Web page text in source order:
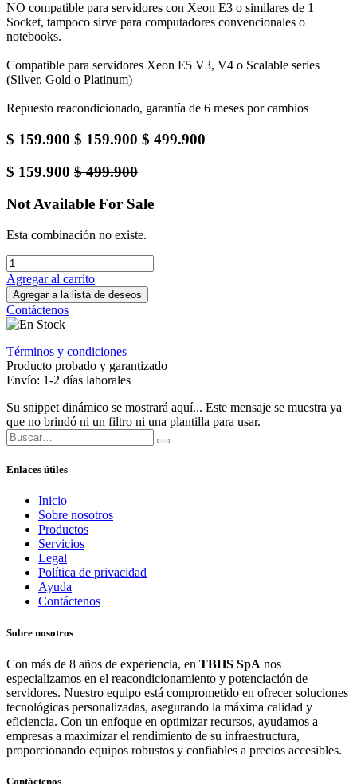
NO compatible para servidores con Xeon E3 o similares de 1
Socket, tampoco sirve para computadores convencionales o
notebooks.
Compatible para servidores Xeon E5 V3, V4 o Scalable series
(Silver, Gold o Platinum)
Repuesto reacondicionado, garantía de 6 meses por cambios
$ 159.900 $159.900 $499.900
$ 159.900 $499.900
Not Available For Sale
Esta combinación no existe.
Agregar al carrito
Agregar a la lista de deseos
Contáctenos
Términos y condiciones
Producto probado y garantizado
Envío: 1-2 días laborales
Su snippet dinámico se mostrará aquí... Este mensaje se muestra ya
que no brindó ni un filtro ni una plantilla para usar.
Enlaces útiles
Inicio
Sobre nosotros
Productos
Servicios
Legal
Política de privacidad
Ayuda
Contáctenos
Sobre nosotros
Con más de 8 años de experiencia, en TBHS SpA nos
especializamos en el reacondicionamiento y potenciación de
servidores. Nuestro equipo está comprometido en ofrecer soluciones
tecnológicas personalizadas, asegurando la máxima calidad y
eficiencia. Con un enfoque en optimizar recursos, ayudamos a
empresas a maximizar el rendimiento de su infraestructura,
proporcionando equipos robustos y confiables a precios accesibles.
Contáctenos